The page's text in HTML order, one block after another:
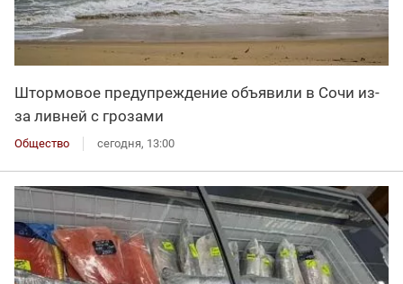
Штормовое предупреждение объявили в Сочи из-
за ливней с грозами
Общество сегодня, 13:00